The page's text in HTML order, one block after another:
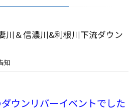
川＆信濃川&利根川下流ダウン
知
ウンリバーイベントでした